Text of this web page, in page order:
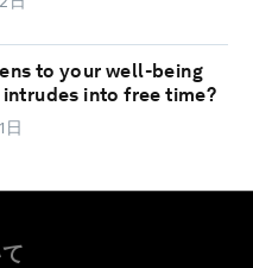
to your well-being
intrudes into free time?
日